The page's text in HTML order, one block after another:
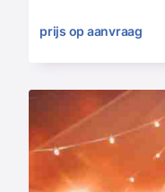
prijs op aanvraag